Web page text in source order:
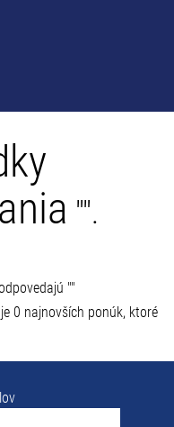
"".
""
0 najnovších ponúk, ktoré